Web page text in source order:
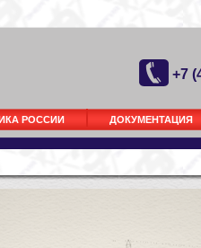
+7
РОССИИ ДОКУМЕНТАЦИЯ